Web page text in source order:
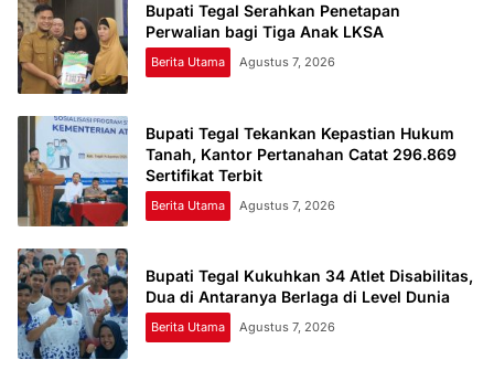
Bupati Tegal Serahkan Penetapan
Perwalian bagi Tiga Anak LKSA
Berita Utama Agustus 7, 2026
Bupati Tegal Tekankan Kepastian Hukum
Tanah, Kantor Pertanahan Catat 296.869
Sertifikat Terbit
Berita Utama Agustus 7, 2026
Bupati Tegal Kukuhkan 34 Atlet Disabilitas,
Dua di Antaranya Berlaga di Level Dunia
Berita Utama Agustus 7, 2026